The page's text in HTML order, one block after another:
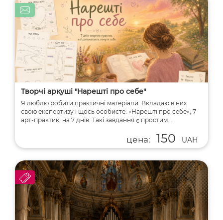
Творчі аркуші "Нарешті про себе"
Я люблю робити практичні матеріали. Вкладаю в них
свою експертизу і щось особисте. «Нарешті про себе», 7
арт-практик, на 7 днів. Такі завдання є простим...
цена: 150 UAH